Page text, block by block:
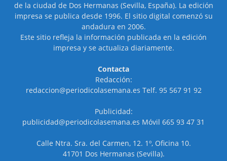
de la ciudad de Dos Hermanas (Sevilla, España). La edición
impresa se publica desde 1996. El sitio digital comenzó su
andadura en 2006.
Este sitio refleja la información publicada en la edición
impresa y se actualiza diariamente.
Contacta
Redacción:
redaccion@periodicolasemana.es Telf. 95 567 91 92
Publicidad:
publicidad@periodicolasemana.es Móvil 665 93 47 31
Calle Ntra. Sra. del Carmen, 12. 1º, Oficina 10.
41701 Dos Hermanas (Sevilla).